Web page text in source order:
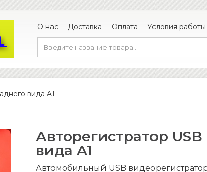
О нас Доставка Оплата Условия работы
вида A1
Авторегистратор
вида A1
Автомобильный USB